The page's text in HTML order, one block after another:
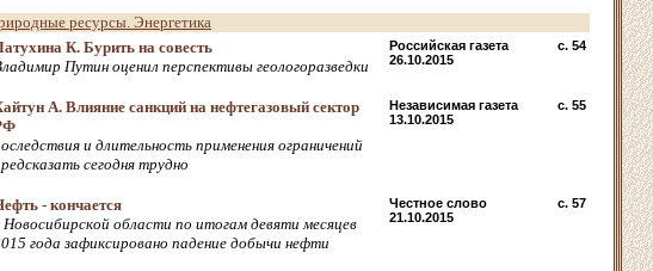
ресурсы. Энергетика
К. Бурить на совесть
Путин оценил перспективы геологоразведки
Российская газета
26.10.2015
c. 54
А. Влияние санкций на нефтегазовый сектор
и длительность применения ограничений
сегодня трудно
Независимая газета
13.10.2015
c. 55
- кончается
Новосибирской области по итогам девяти месяцев
года зафиксировано падение добычи нефти
Честное слово
21.10.2015
c. 57